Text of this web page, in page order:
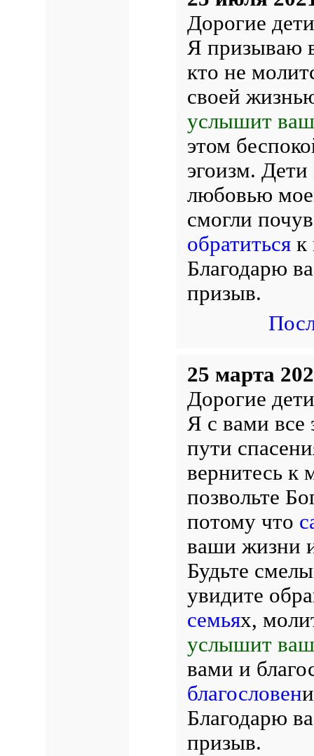
Дорогие
Я призываю
кто не
своей
услышит
этом
эгоизм.
любовью
смогли
обратитьсяк
Благодарю
призыв.
25 марта
Дорогие
Я с вами все
пути
вернитесь к
позвольте
потому что
ваши жизни
Будьте
увидите
семьях,
услышит
вами и
благословен
Благодарю
призыв.